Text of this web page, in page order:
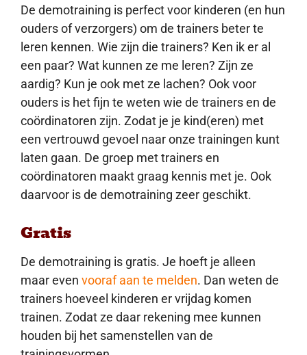
De demotraining is perfect voor kinderen (en hun
ouders of verzorgers) om de trainers beter te
leren kennen. Wie zijn die trainers? Ken ik er al
een paar? Wat kunnen ze me leren? Zijn ze
aardig? Kun je ook met ze lachen? Ook voor
ouders is het fijn te weten wie de trainers en de
coördinatoren zijn. Zodat je je kind(eren) met
een vertrouwd gevoel naar onze trainingen kunt
laten gaan. De groep met trainers en
coördinatoren maakt graag kennis met je. Ook
daarvoor is de demotraining zeer geschikt.
Gratis
De demotraining is gratis. Je hoeft je alleen
maar even vooraf aan te melden. Dan weten de
trainers hoeveel kinderen er vrijdag komen
trainen. Zodat ze daar rekening mee kunnen
houden bij het samenstellen van de